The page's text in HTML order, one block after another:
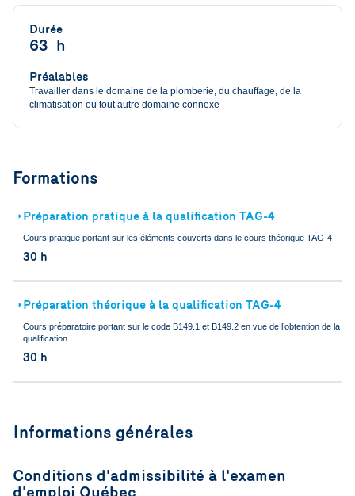
Durée
63 h
Préalables
Travailler dans le domaine de la plomberie, du chauffage, de la
climatisation ou tout autre domaine connexe
Formations
🢒 Préparation pratique à la qualification TAG-4
Cours pratique portant sur les éléments couverts dans le cours théorique TAG-4
30 h
🢒 Préparation théorique à la qualification TAG-4
Cours préparatoire portant sur le code B149.1 et B149.2 en vue de l’obtention de la
qualification
30 h
Informations générales
Conditions d'admissibilité à l'examen